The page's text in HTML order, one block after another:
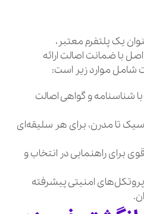
یک پلتفرم معتبر،
با ضمانت اصالت ارائه
شامل موارد زیر است:
شناسنامه و گواهی اصالت
تا مدرن، برای هر سلیقه‌ای
برای راهنمایی در انتخاب و
پروتکل‌های امنیتی پیشرفته